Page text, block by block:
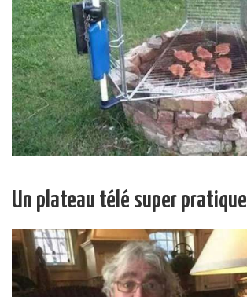
Un plateau télé super pratique